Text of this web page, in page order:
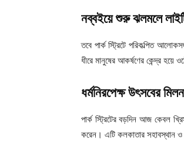
নব্বইয়ে শুরু ঝলমলে
তবে পার্ক স্ট্রিটে পরিকল্পিত
ধীরে মানুষের আকর্ষণের কেন্দ্র
ধর্মনিরপেক্ষ উৎসবের
পার্ক স্ট্রিটের বড়দিন আজ কেবল
করেন। এটি কলকাতার সহাবস্থান ও